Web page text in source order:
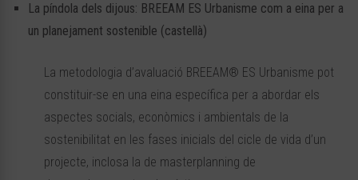
La píndola dels dijous: BREEAM ES Urbanisme com a eina per a
un planejament sostenible (castellà)
La metodologia d’avaluació BREEAM® ES Urbanisme pot
constituir-se en una eina específica per a abordar els
aspectes socials, econòmics i ambientals de la
sostenibilitat en les fases inicials del cicle de vida d’un
projecte, inclosa la de masterplanning de